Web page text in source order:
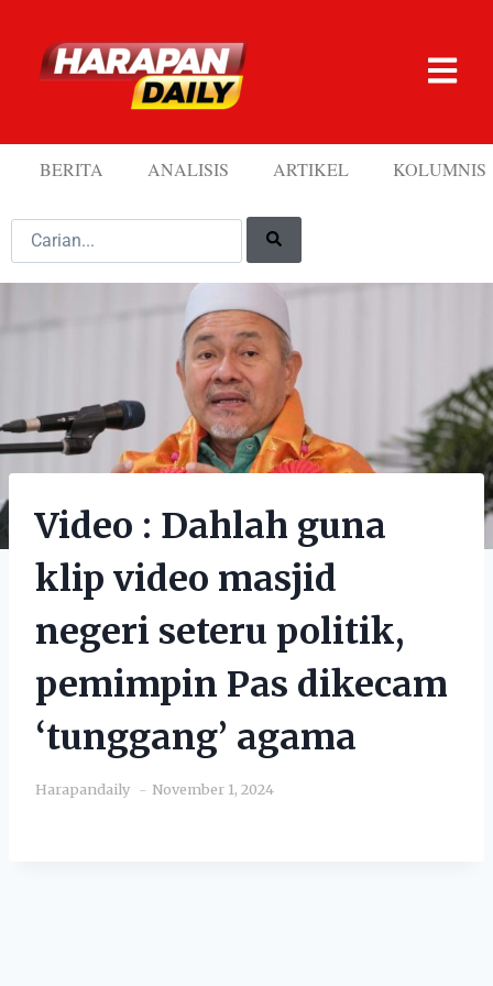
BERITA ANALISIS ARTIKEL KOLUMNIS
Video : Dahlah guna
klip video masjid
negeri seteru politik,
pemimpin Pas dikecam
‘tunggang’ agama
Harapandaily November 1, 2024